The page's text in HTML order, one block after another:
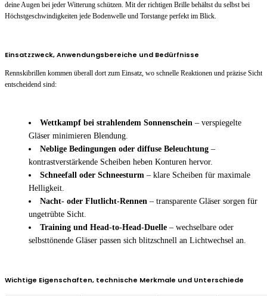
deine Augen bei jeder Witterung schützen. Mit der richtigen Brille behältst du selbst bei
Höchstgeschwindigkeiten jede Bodenwelle und Torstange perfekt im Blick.
Einsatzzweck, Anwendungsbereiche und Bedürfnisse
Rennskibrillen kommen überall dort zum Einsatz, wo schnelle Reaktionen und präzise Sicht
entscheidend sind:
Wettkampf bei strahlendem Sonnenschein – verspiegelte
Gläser minimieren Blendung.
Neblige Bedingungen oder diffuse Beleuchtung –
kontrastverstärkende Scheiben heben Konturen hervor.
Schneefall oder Schneesturm – klare Scheiben für maximale
Helligkeit.
Nacht- oder Flutlicht-Rennen – transparente Gläser sorgen für
ungetrübte Sicht.
Training und Head-to-Head-Duelle – wechselbare oder
selbsttönende Gläser passen sich blitzschnell an Lichtwechsel an.
Wichtige Eigenschaften, technische Merkmale und Unterschiede